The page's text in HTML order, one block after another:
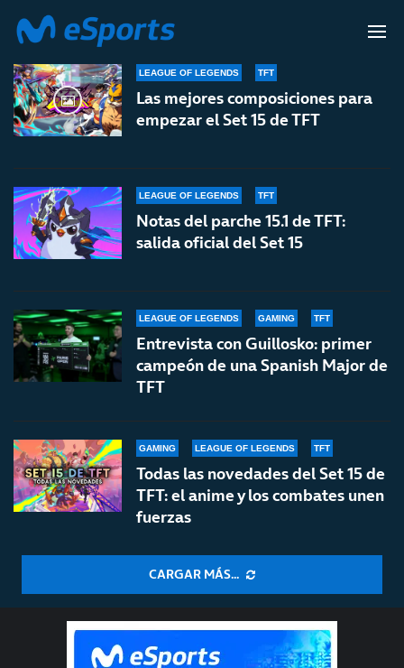
SET 15
LEAGUE OF LEGENDS TFT
Las mejores composiciones para
empezar el Set 15 de TFT
LEAGUE OF LEGENDS TFT
Notas del parche 15.1 de TFT:
salida oficial del Set 15
LEAGUE OF LEGENDS GAMING TFT
Entrevista con Guillosko: primer
campeón de una Spanish Major de
TFT
GAMING LEAGUE OF LEGENDS TFT
Todas las novedades del Set 15 de
TFT: el anime y los combates unen
fuerzas
CARGAR MÁS...